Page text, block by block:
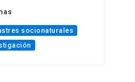
socionaturales